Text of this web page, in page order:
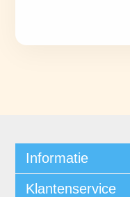
Informatie
Klantenservice